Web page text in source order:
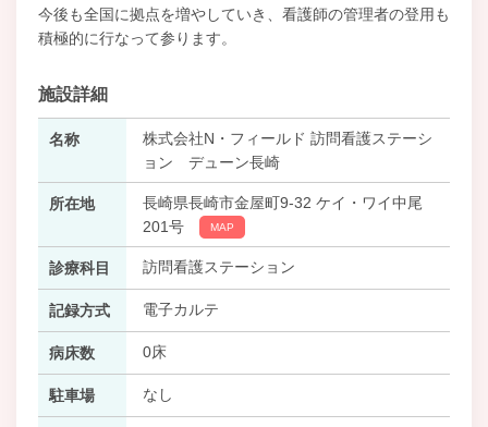
今後も全国に拠点を増やしていき、看護師の管理者の登用も
積極的に行なって参ります。
施設詳細
名称
株式会社N・フィールド 訪問看護ステーシ
ョン デューン長崎
所在地
長崎県長崎市金屋町9-32 ケイ・ワイ中尾
201号
MAP
診療科目 訪問看護ステーション
記録方式 電子カルテ
病床数 0床
駐車場 なし